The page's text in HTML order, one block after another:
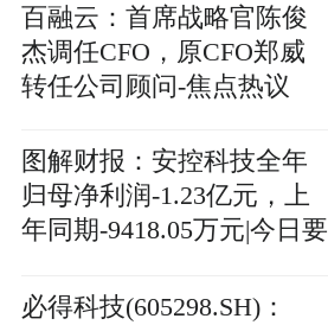
百融云：首席战略官陈俊
杰调任CFO，原CFO郑威
转任公司顾问-焦点热议
图解财报：安控科技全年
归母净利润-1.23亿元，上
年同期-9418.05万元|今日要
必得科技(605298.SH)：